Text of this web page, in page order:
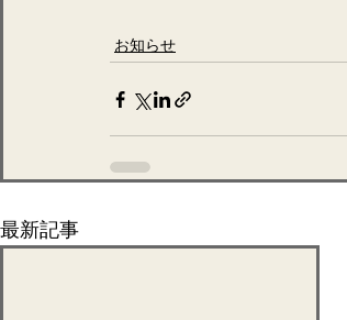
お知らせ
最新記事